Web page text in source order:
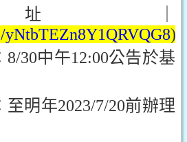
｜
)
30中午12:00公告於基
明年2023/7/20前辦理